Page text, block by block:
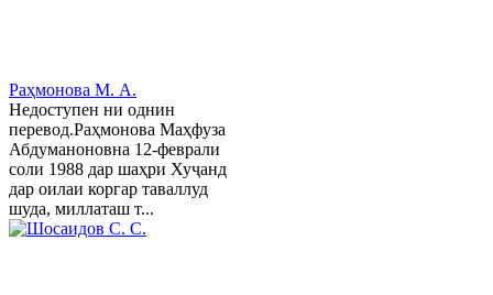
Раҳмонова М. А.
Недоступен ни однин
перевод.Раҳмонова Маҳфуза
Абдуманоновна 12-феврали
соли 1988 дар шаҳри Хуҷанд
дар оилаи коргар таваллуд
шуда, миллаташ т...